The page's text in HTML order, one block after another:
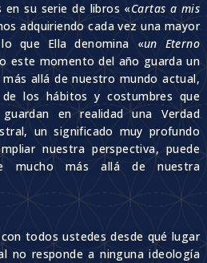
en su serie de libros «Cartas a mis
adquiriendo cada vez una mayor
que Ella denomina «un Eterno
este momento del año guarda un
allá de nuestro mundo actual,
los hábitos y costumbres que
en realidad una Verdad
un significado muy profundo
nuestra perspectiva, puede
mucho más allá de nuestra
todos ustedes desde qué lugar
no responde a ninguna ideología